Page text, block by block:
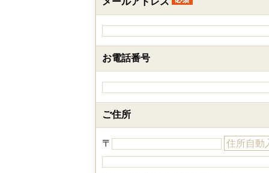
お電話番号
ご住所
〒 住所自動